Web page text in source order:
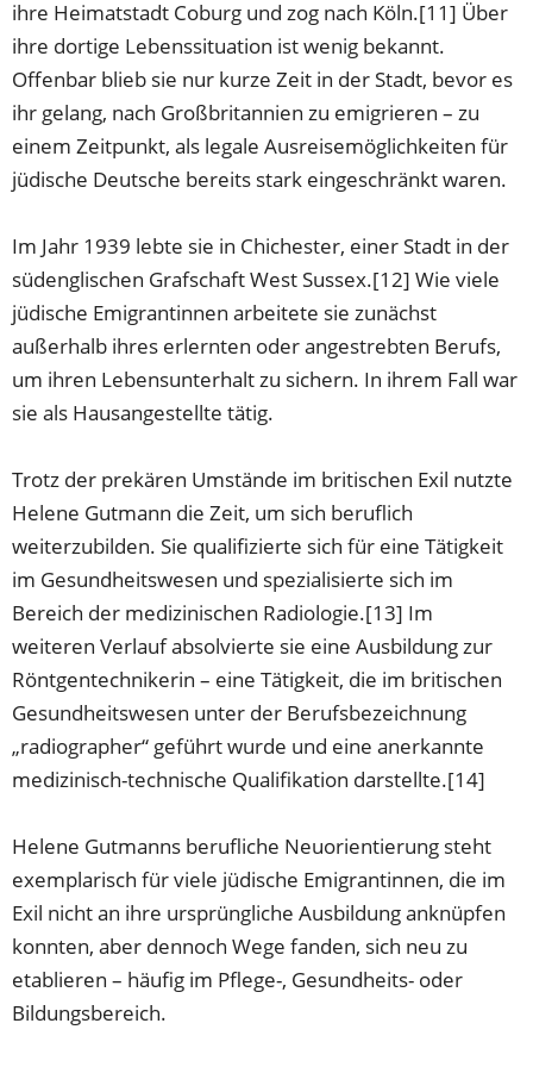
ihre Heimatstadt Coburg und zog nach Köln.[11] Über
ihre dortige Lebenssituation ist wenig bekannt.
Offenbar blieb sie nur kurze Zeit in der Stadt, bevor es
ihr gelang, nach Großbritannien zu emigrieren – zu
einem Zeitpunkt, als legale Ausreisemöglichkeiten für
jüdische Deutsche bereits stark eingeschränkt waren.
Im Jahr 1939 lebte sie in Chichester, einer Stadt in der
südenglischen Grafschaft West Sussex.[12] Wie viele
jüdische Emigrantinnen arbeitete sie zunächst
außerhalb ihres erlernten oder angestrebten Berufs,
um ihren Lebensunterhalt zu sichern. In ihrem Fall war
sie als Hausangestellte tätig.
Trotz der prekären Umstände im britischen Exil nutzte
Helene Gutmann die Zeit, um sich beruflich
weiterzubilden. Sie qualifizierte sich für eine Tätigkeit
im Gesundheitswesen und spezialisierte sich im
Bereich der medizinischen Radiologie.[13] Im
weiteren Verlauf absolvierte sie eine Ausbildung zur
Röntgentechnikerin – eine Tätigkeit, die im britischen
Gesundheitswesen unter der Berufsbezeichnung
„radiographer“ geführt wurde und eine anerkannte
medizinisch-technische Qualifikation darstellte.[14]
Helene Gutmanns berufliche Neuorientierung steht
exemplarisch für viele jüdische Emigrantinnen, die im
Exil nicht an ihre ursprüngliche Ausbildung anknüpfen
konnten, aber dennoch Wege fanden, sich neu zu
etablieren – häufig im Pflege-, Gesundheits- oder
Bildungsbereich.